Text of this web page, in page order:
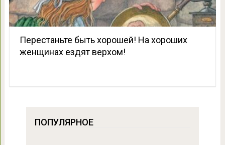
Перестаньте быть хорошей! На хороших
женщинах ездят верхом!
ПОПУЛЯРНОЕ